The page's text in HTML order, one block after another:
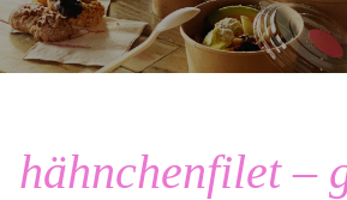
hähnchenfilet –